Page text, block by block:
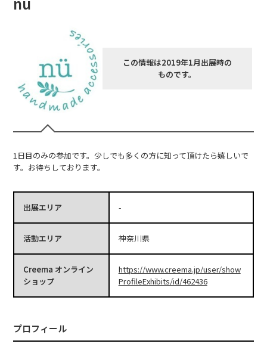
この情報は2019年1月出展時の
ものです。
1日目のみの参加です。少しでも多くの方に知って頂けたら嬉しいで
す。お待ちしております。
出展エリア -
活動エリア 神奈川県
Creema オンライン
ショップ
https://www.creema.jp/user/show
ProfileExhibits/id/462436
プロフィール